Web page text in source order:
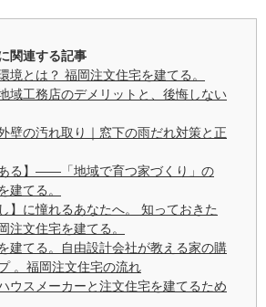
関連する記事
境とは？ 福岡注文住宅を建てる。
域工務店のデメリットと、後悔しない
壁の汚れ取り｜窓下の雨だれ対策と正
ある】——「地域で育つ家づくり」の
建てる。
】に憧れるあなたへ。 知っておきた
文住宅を建てる。
建てる。自由設計会社が教える家の購
。福岡注文住宅の流れ
ウスメーカーと注文住宅を建てるため